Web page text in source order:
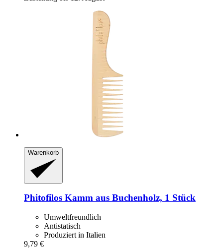
Warenkorb
Phitofilos Kamm aus Buchenholz, 1 Stück
Umweltfreundlich
Antistatisch
Produziert in Italien
9,79 €